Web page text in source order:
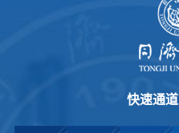
快速通道